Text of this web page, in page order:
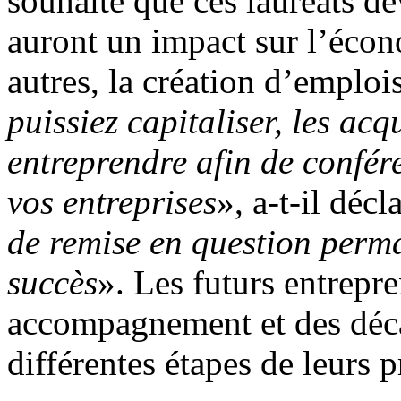
auront un impact sur
autres, la création
puissiez capitaliser, les
entreprendre afin de
vos entreprises», a-t-il
de remise en question
succès». Les futurs
accompagnement et des
différentes étapes de leurs